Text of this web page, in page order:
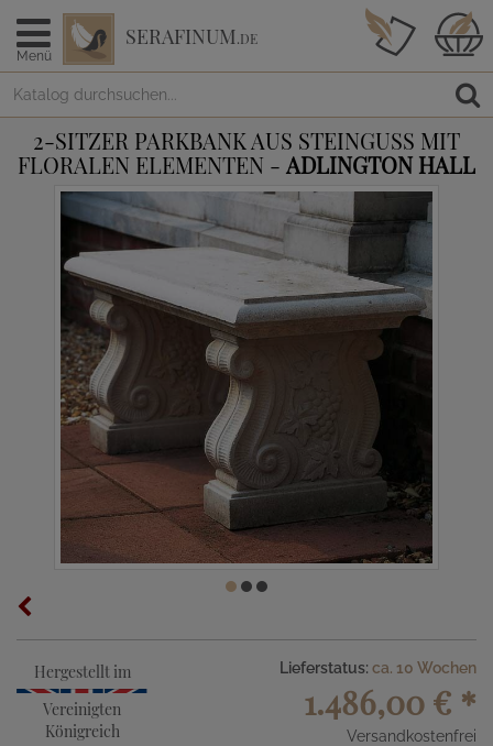
Menü
SERAFINUM.DE
2-SITZER PARKBANK AUS STEINGUSS MIT
FLORALEN ELEMENTEN - ADLINGTON HALL
Hergestellt im
Vereinigten
Königreich
Lieferstatus: ca. 10 Wochen
1.486,00 € *
Versandkostenfrei